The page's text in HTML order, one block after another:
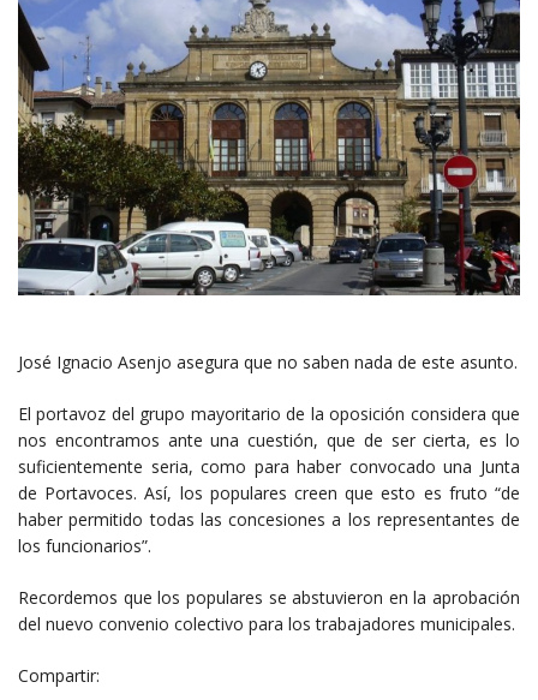
José Ignacio Asenjo asegura que no saben nada de este asunto.
El portavoz del grupo mayoritario de la oposición considera que
nos encontramos ante una cuestión, que de ser cierta, es lo
suficientemente seria, como para haber convocado una Junta
de Portavoces. Así, los populares creen que esto es fruto “de
haber permitido todas las concesiones a los representantes de
los funcionarios”.
Recordemos que los populares se abstuvieron en la aprobación
del nuevo convenio colectivo para los trabajadores municipales.
Compartir: